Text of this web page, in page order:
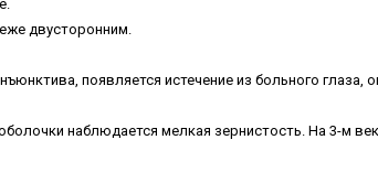
двусторонним.
появляется истечение из больного глаза,
наблюдается мелкая зернистость. На 3-м